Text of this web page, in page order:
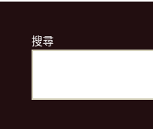
搜尋